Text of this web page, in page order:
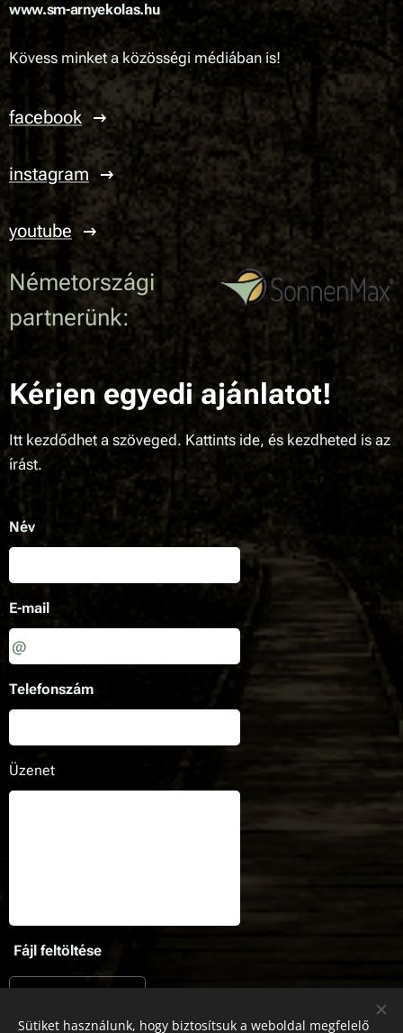
www.sm-arnyekolas.hu
Kövess minket a közösségi médiában is!
facebook
instagram
youtube
Németországi
partnerünk:
Kérjen egyedi ajánlatot!
Itt kezdődhet a szöveged. Kattints ide, és kezdheted is az
írást.
Név
E-mail
Telefonszám
Üzenet
Fájl feltöltése
Sütiket használunk, hogy biztosítsuk a weboldal megfelelő